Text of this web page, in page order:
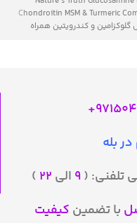
و کندرویتین همراه
+
بله
تلفنی: ( ۹ الی ۲۲ )
با تضمین کیفیت